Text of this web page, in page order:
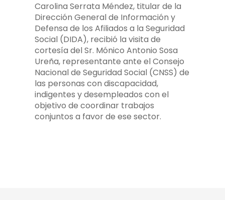
Carolina Serrata Méndez, titular de la
Dirección General de Información y
Defensa de los Afiliados a la Seguridad
Social (DIDA), recibió la visita de
cortesía del Sr. Mónico Antonio Sosa
Ureña, representante ante el Consejo
Nacional de Seguridad Social (CNSS) de
las personas con discapacidad,
indigentes y desempleados con el
objetivo de coordinar trabajos
conjuntos a favor de ese sector.